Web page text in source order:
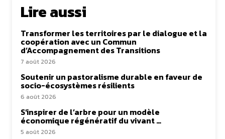
Lire aussi
Transformer les territoires par le dialogue et la
coopération avec un Commun
d’Accompagnement des Transitions
7 août 2026
Soutenir un pastoralisme durable en faveur de
socio-écosystèmes résilients
6 août 2026
S’inspirer de l’arbre pour un modèle
économique régénératif du vivant …
5 août 2026